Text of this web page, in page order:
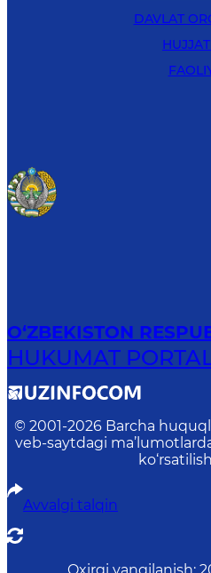
DAVLAT
O‘ZBEKISTON
HUKUMAT
© 2001-2026 Barcha
veb-saytdagi
Avvalgi talqin